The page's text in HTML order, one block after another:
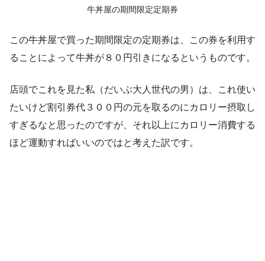
牛丼屋の期間限定定期券
この牛丼屋で買った期間限定の定期券は、この券を利用す
ることによって牛丼が８０円引きになるというものです。
店頭でこれを見た私（だいぶ大人世代の男）は、これ使い
たいけど割引券代３００円の元を取るのにカロリー摂取し
すぎるなと思ったのですが、それ以上にカロリー消費する
ほど運動すればいいのではと考えた訳です。